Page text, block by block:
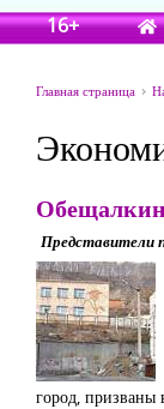
16+
Главная страница
Представители
город, призваны